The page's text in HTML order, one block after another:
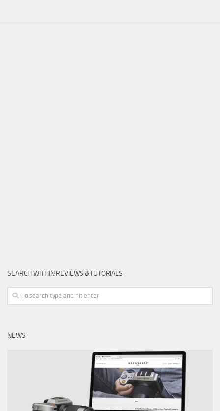
SEARCH WITHIN REVIEWS &TUTORIALS
NEWS